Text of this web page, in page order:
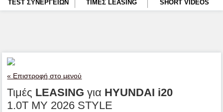
TEST ΣΥΝΕΡΓΕΙΩΝ ΤΙΜΕΣ LEASING SHORT VIDEOS
« Επιστροφή στο μενού
Τιμές LEASING για HYUNDAI i20
1.0T MY 2026 STYLE